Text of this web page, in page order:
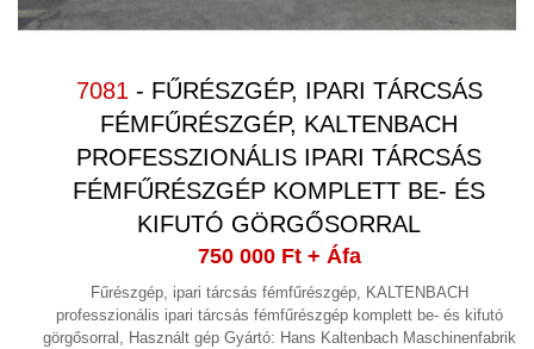
7081 - FŰRÉSZGÉP, IPARI TÁRCSÁS
FÉMFŰRÉSZGÉP, KALTENBACH
PROFESSZIONÁLIS IPARI TÁRCSÁS
FÉMFŰRÉSZGÉP KOMPLETT BE- ÉS
KIFUTÓ GÖRGŐSORRAL
750 000 Ft+ Áfa
Fűrészgép, ipari tárcsás fémfűrészgép, KALTENBACH
professzionális ipari tárcsás fémfűrészgép komplett be- és kifutó
görgősorral, Használt gép Gyártó: Hans Kaltenbach Maschinenfabrik